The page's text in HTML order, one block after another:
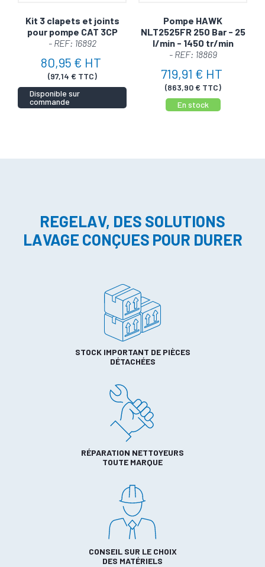
Kit 3 clapets et joints
pour pompe CAT 3CP
- REF: 16892
80,95 € HT
(97,14 € TTC)
Disponible sur
commande
Pompe HAWK
NLT2525FR 250 Bar - 25
l/min - 1450 tr/min
- REF: 18869
719,91 € HT
(863,90 € TTC)
En stock
REGELAV, DES SOLUTIONS
LAVAGE CONÇUES POUR DURER
STOCK IMPORTANT DE PIÈCES
DÉTACHÉES
RÉPARATION NETTOYEURS
TOUTE MARQUE
CONSEIL SUR LE CHOIX
DES MATÉRIELS